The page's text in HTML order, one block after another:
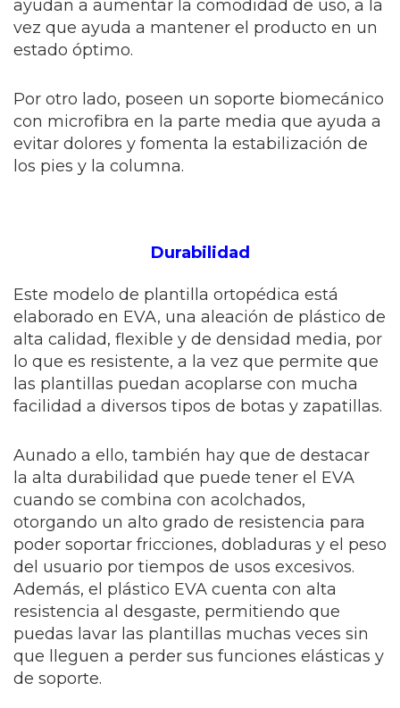
ayudan a aumentar la comodidad de uso, a la
vez que ayuda a mantener el producto en un
estado óptimo.
Por otro lado, poseen un soporte biomecánico
con microfibra en la parte media que ayuda a
evitar dolores y fomenta la estabilización de
los pies y la columna.
Durabilidad
Este modelo de plantilla ortopédica está
elaborado en EVA, una aleación de plástico de
alta calidad, flexible y de densidad media, por
lo que es resistente, a la vez que permite que
las plantillas puedan acoplarse con mucha
facilidad a diversos tipos de botas y zapatillas.
Aunado a ello, también hay que de destacar
la alta durabilidad que puede tener el EVA
cuando se combina con acolchados,
otorgando un alto grado de resistencia para
poder soportar fricciones, dobladuras y el peso
del usuario por tiempos de usos excesivos.
Además, el plástico EVA cuenta con alta
resistencia al desgaste, permitiendo que
puedas lavar las plantillas muchas veces sin
que lleguen a perder sus funciones elásticas y
de soporte.